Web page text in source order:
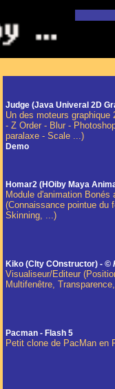
Judge (Java Univeral 2D
Un des moteurs
- Z Order - Blur -
paralaxe - Scale ...)
Demo
Homar2 (HOiby Maya
Module d'animation
(Connaissance pointue du
Skinning, ...)
Kiko (CIty COnstructor) - ©
Visualiseur/Editeur
Multifenêtre,
Pacman - Flash 5
Petit clone de PacMan en